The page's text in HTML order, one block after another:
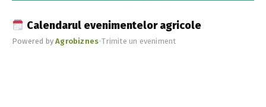
Calendarul evenimentelor agricole
Powered byAgrobiznes•Trimite un eveniment